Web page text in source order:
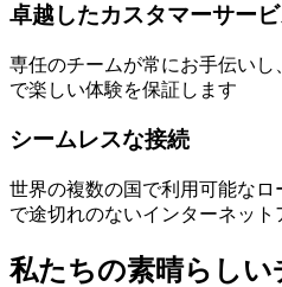
卓越したカスタマーサービ
専任のチームが常にお手伝い
で楽しい体験を保証します
シームレスな接続
世界の複数の国で利用可能なロ
で途切れのないインターネッ
私たちの素晴らし